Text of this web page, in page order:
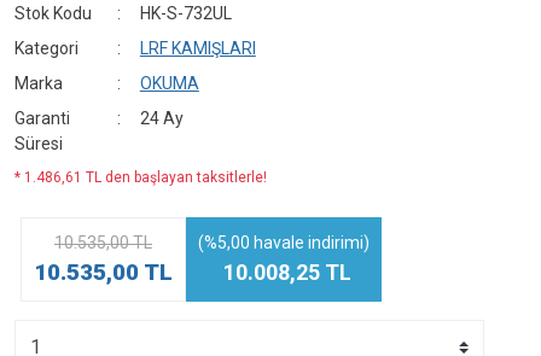
Stok Kodu
HK-S-732UL
Kategori
LRF KAMIŞLARI
Marka
OKUMA
Garanti
Süresi
24 Ay
* 1.486,61 TL den başlayan taksitlerle!
10.535,00 TL
10.535,00 TL
(%5,00 havale indirimi)
10.008,25 TL